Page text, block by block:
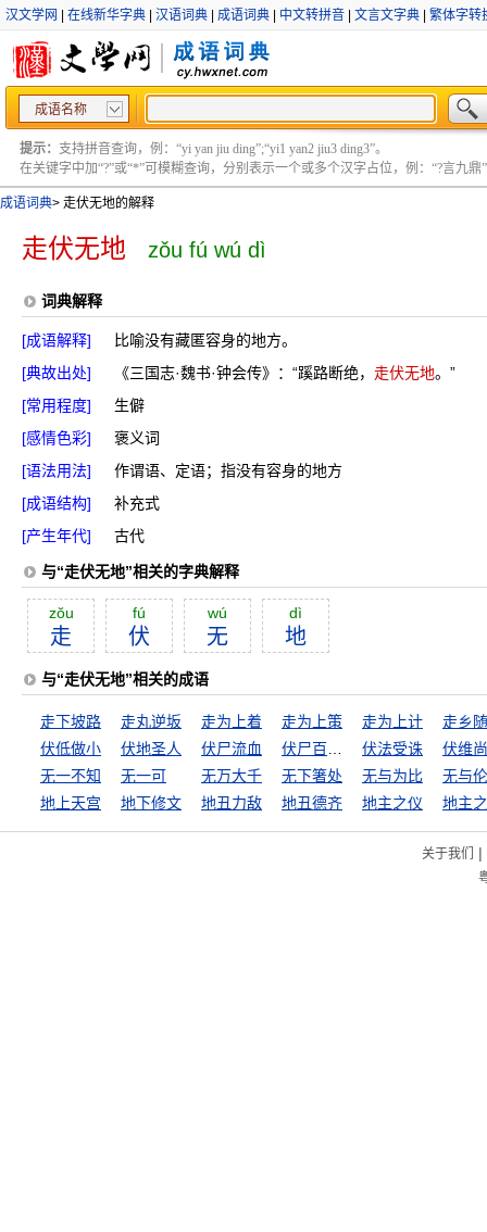
汉文学网 在线新华字典 汉语词典 成语词典 中文转拼音 文言文字典 繁体字转
成语名称
提示： 支持拼音查询，例：“yi yan jiu ding”;“yi1 yan2 jiu3 ding3”。
在关键字中加“?”或“*”可模糊查询，分别表示一个或多个汉字占位，例：“?言九鼎”
成语词典> 走伏无地的解释
走伏无地 zǒu fú wú dì
词典解释
[成语解释]
比喻没有藏匿容身的地方。
[典故出处]
《三国志·魏书·钟会传》：“蹊路断绝， 走伏无地。”
[常用程度]
生僻
[感情色彩]
褒义词
[语法用法]
作谓语、定语；指没有容身的地方
[成语结构]
补充式
[产生年代]
古代
与“走伏无地”相关的字典解释
zŏu
走
fú
伏
wú
无
dì
地
与“走伏无地”相关的成语
走下坡路 走丸逆坂 走为上着 走为上策 走为上计
走乡
伏低做小
伏地圣人 伏尸流血 伏法受诛
伏维
无一不知
无一可 无万大千 无下箸处 无与为比
无与
地上天宫
地下修文 地丑力敌 地丑德齐 地主之仪 地主
关于我们 |